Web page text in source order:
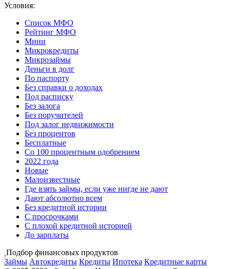
Условия:
Список МФО
Рейтинг МФО
Мини
Микрокредиты
Микрозаймы
Деньги в долг
По паспорту
Без справки о доходах
Под расписку
Без залога
Без поручителей
Под залог недвижимости
Без процентов
Бесплатные
Со 100 процентным одобрением
2022 года
Новые
Малоизвестные
Где взять займы, если уже нигде не дают
Дают абсолютно всем
Без кредитной истории
С просрочками
С плохой кредитной историей
До зарплаты
Подбор финансовых продуктов
Займы Автокредиты Кредиты Ипотека Кредитные карты